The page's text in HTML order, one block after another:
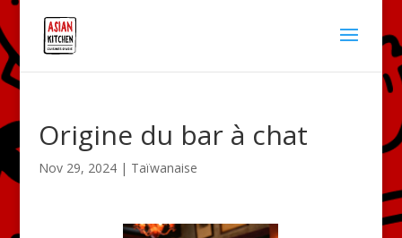
Origine du bar à chat
Nov 29, 2024| Taïwanaise